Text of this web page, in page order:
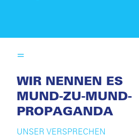
WIR NENNEN ES
MUND-ZU-MUND-
PROPAGANDA
UNSER VERSPRECHEN